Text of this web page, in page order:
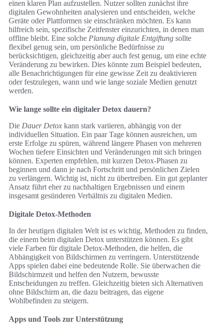
einen klaren Plan aufzustellen. Nutzer sollten zunächst ihre
digitalen Gewohnheiten analysieren und entscheiden, welche
Geräte oder Plattformen sie einschränken möchten. Es kann
hilfreich sein, spezifische Zeitfenster einzurichten, in denen man
offline bleibt. Eine solche Planung digitale Entgiftung sollte
flexibel genug sein, um persönliche Bedürfnisse zu
berücksichtigen, gleichzeitig aber auch fest genug, um eine echte
Veränderung zu bewirken. Dies könnte zum Beispiel bedeuten,
alle Benachrichtigungen für eine gewisse Zeit zu deaktivieren
oder festzulegen, wann und wie lange soziale Medien genutzt
werden.
Wie lange sollte ein digitaler Detox dauern?
Die Dauer Detox kann stark variieren, abhängig von der
individuellen Situation. Ein paar Tage können ausreichen, um
erste Erfolge zu spüren, während längere Phasen von mehreren
Wochen tiefere Einsichten und Veränderungen mit sich bringen
können. Experten empfehlen, mit kurzen Detox-Phasen zu
beginnen und dann je nach Fortschritt und persönlichen Zielen
zu verlängern. Wichtig ist, nicht zu übertreiben. Ein gut geplanter
Ansatz führt eher zu nachhaltigen Ergebnissen und einem
insgesamt gesünderen Verhältnis zu digitalen Medien.
Digitale Detox-Methoden
In der heutigen digitalen Welt ist es wichtig, Methoden zu finden,
die einem beim digitalen Detox unterstützen können. Es gibt
viele Farben für digitale Detox-Methoden, die helfen, die
Abhängigkeit von Bildschirmen zu verringern. Unterstützende
Apps spielen dabei eine bedeutende Rolle. Sie überwachen die
Bildschirmzeit und helfen den Nutzern, bewusste
Entscheidungen zu treffen. Gleichzeitig bieten sich Alternativen
ohne Bildschirm an, die dazu beitragen, das eigene
Wohlbefinden zu steigern.
Apps und Tools zur Unterstützung